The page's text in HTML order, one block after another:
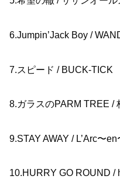
6.Jumpin’Jack Boy /
7.スピード / BUCK-TICK
8.ガラスのPARM TREE /
9.STAY AWAY / L’Arc〜en
10.HURRY GO ROUND /